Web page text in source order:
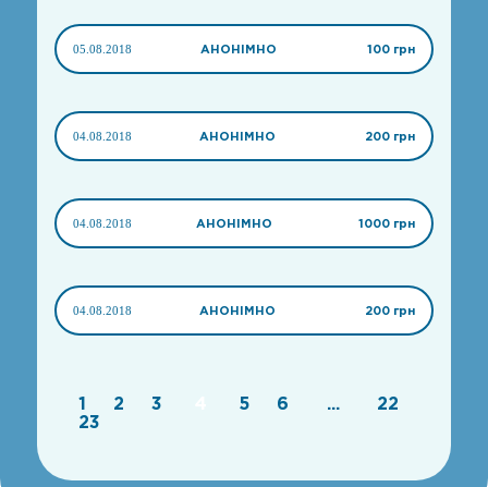
05.08.2018 АНОНІМНО 100 грн
04.08.2018 АНОНІМНО 200 грн
04.08.2018 АНОНІМНО 1000 грн
04.08.2018 АНОНІМНО 200 грн
1 2 3 5 6 ...
22
23